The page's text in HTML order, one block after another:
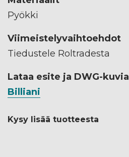
Pyökki
Viimeistelyvaihtoehdot
Tiedustele Roltradesta
Lataa esite ja DWG-kuvia
Billiani
Kysy lisää tuotteesta